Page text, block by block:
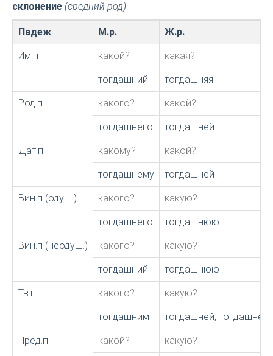
склонение (средний род).
Падеж М.р. Ж.р.
Им.п какой? какая?
тогдашний тогдашняя
Род.п какого? какой?
тогдашнего тогдашней
Дат.п какому? какой?
тогдашнему тогдашней
Вин.п (одуш.) какого? какую?
тогдашнего тогдашнюю
Вин.п (неодуш.) какого? какую?
тогдашний тогдашнюю
Тв.п какого? какую?
тогдашним тогдашней, тогдашнею
Пред.п какой? какую?